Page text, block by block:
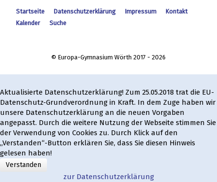
Startseite Datenschutzerklärung Impressum
Kontakt
Kalender
Suche
© Europa-Gymnasium Wörth 2017 - 2026
Aktualisierte Datenschutzerklärung! Zum 25.05.2018 trat die EU-
Datenschutz-Grundverordnung in Kraft. In dem Zuge haben wir
unsere Datenschutzerklärung an die neuen Vorgaben
angepasst. Durch die weitere Nutzung der Webseite stimmen Sie
der Verwendung von Cookies zu. Durch Klick auf den
„Verstanden“-Button erklären Sie, dass Sie diesen Hinweis
gelesen haben!
Verstanden
zur Datenschutzerklärung